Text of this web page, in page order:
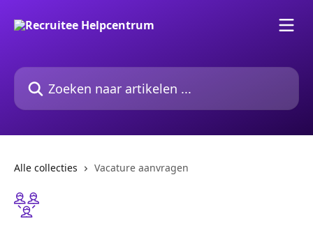
Zoeken naar artikelen ...
Alle collecties Vacature aanvragen